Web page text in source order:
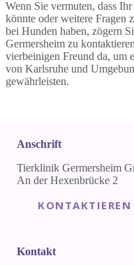
Wenn Sie vermuten, dass
könnte oder weitere Fragen
bei Hunden haben, zögern
Germersheim zu
vierbeinigen Freund da, um
von Karlsruhe und
gewährleisten.
Anschrift
Tierklinik Germersheim
An der Hexenbrücke 2
Kontakt